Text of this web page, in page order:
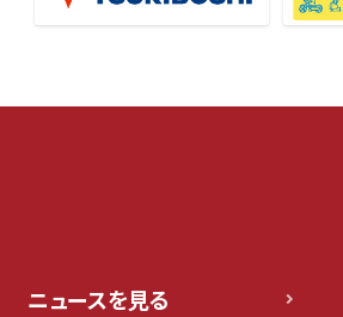
ニュースを見る